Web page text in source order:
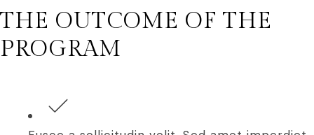
THE OUTCOME OF THE
PROGRAM